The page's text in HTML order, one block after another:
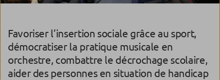
Favoriser l’insertion sociale grâce au sport,
démocratiser la pratique musicale en
orchestre, combattre le décrochage scolaire,
aider des personnes en situation de handicap